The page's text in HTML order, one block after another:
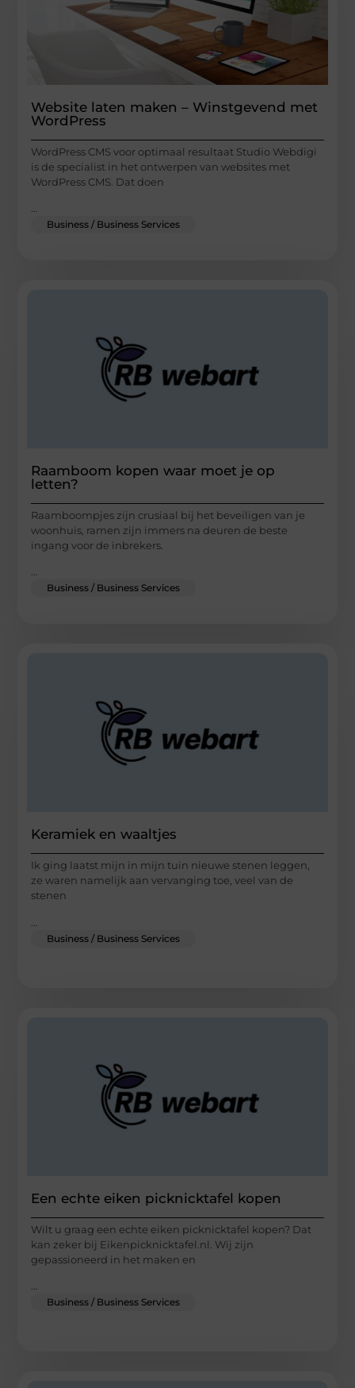
Website laten maken – Winstgevend met
WordPress
WordPress CMS voor optimaal resultaat Studio Webdigi
is de specialist in het ontwerpen van websites met
WordPress CMS. Dat doen
Business / Business Services
Raamboom kopen waar moet je op
letten?
Raamboompjes zijn crusiaal bij het beveiligen van je
woonhuis, ramen zijn immers na deuren de beste
ingang voor de inbrekers.
...
Business / Business Services
Keramiek en waaltjes
Ik ging laatst mijn in mijn tuin nieuwe stenen leggen,
ze waren namelijk aan vervanging toe, veel van de
stenen
Business / Business Services
Een echte eiken picknicktafel kopen
Wilt u graag een echte eiken picknicktafel kopen? Dat
kan zeker bij Eikenpicknicktafel.nl. Wij zijn
gepassioneerd in het maken en
...
Business / Business Services